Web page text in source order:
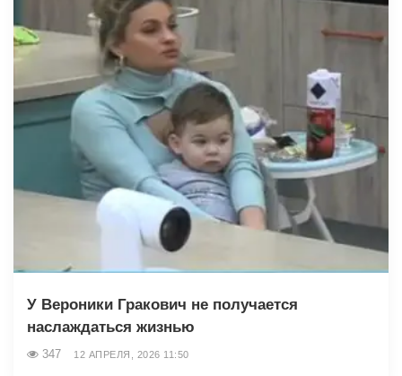
У Вероники Гракович не получается
наслаждаться жизнью
347 12 АПРЕЛЯ, 2026 11:50